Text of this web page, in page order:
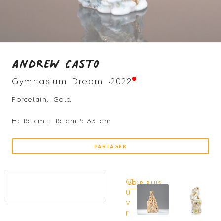
Andrew Casto
Gymnasium Dream •2022
Porcelain, Gold
H: 15 cm L: 15 cm P: 33 cm
PARTAGER
Œ
u
v
r
VOIR PLUS